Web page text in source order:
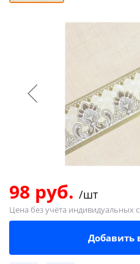
98 руб. /шт
Цена без учёта индивидуальных
Добавить
25%
Оплачивайте
% картой любого
выбранный способом
Оставшиеся75%
списыватьсяс
по25%каждые 2